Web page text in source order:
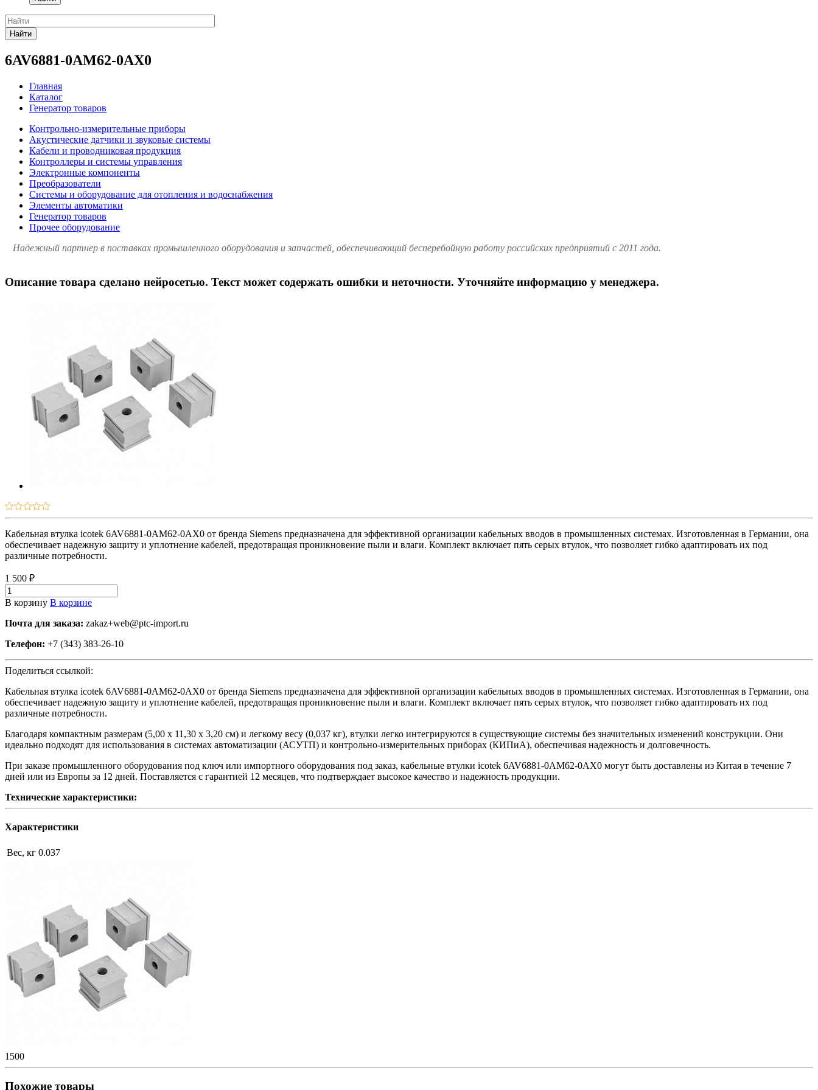
Найти
6AV6881-0AM62-0AX0
Главная
Каталог
Генератор товаров
Контрольно-измерительные приборы
Акустические датчики и звуковые системы
Кабели и проводниковая продукция
Контроллеры и системы управления
Электронные компоненты
Преобразователи
Системы и оборудование для отопления и водоснабжения
Элементы автоматики
Генератор товаров
Прочее оборудование
Надежный партнер в поставках промышленного оборудования и запчастей, обеспечивающий бесперебойную работу российских предприятий с 2011 года.
Описание товара сделано нейросетью. Текст может содержать ошибки и неточности. Уточняйте информацию у менеджера.
Кабельная втулка icotek 6AV6881-0AM62-0AX0 от бренда Siemens предназначена для эффективной организации кабельных вводов в промышленных системах. Изготовленная в Германии, она
обеспечивает надежную защиту и уплотнение кабелей, предотвращая проникновение пыли и влаги. Комплект включает пять серых втулок, что позволяет гибко адаптировать их под
различные потребности.
1 500 ₽
В корзину В корзине
Почта для заказа: zakaz+web@ptc-import.ru
Телефон: +7 (343) 383-26-10
Поделиться ссылкой:
Кабельная втулка icotek 6AV6881-0AM62-0AX0 от бренда Siemens предназначена для эффективной организации кабельных вводов в промышленных системах. Изготовленная в Германии, она
обеспечивает надежную защиту и уплотнение кабелей, предотвращая проникновение пыли и влаги. Комплект включает пять серых втулок, что позволяет гибко адаптировать их под
различные потребности.
Благодаря компактным размерам (5,00 x 11,30 x 3,20 см) и легкому весу (0,037 кг), втулки легко интегрируются в существующие системы без значительных изменений конструкции. Они
идеально подходят для использования в системах автоматизации (АСУТП) и контрольно-измерительных приборах (КИПиА), обеспечивая надежность и долговечность.
При заказе промышленного оборудования под ключ или импортного оборудования под заказ, кабельные втулки icotek 6AV6881-0AM62-0AX0 могут быть доставлены из Китая в течение 7
дней или из Европы за 12 дней. Поставляется с гарантией 12 месяцев, что подтверждает высокое качество и надежность продукции.
Технические характеристики:
Характеристики
Вес, кг 0.037
1500
Похожие товары